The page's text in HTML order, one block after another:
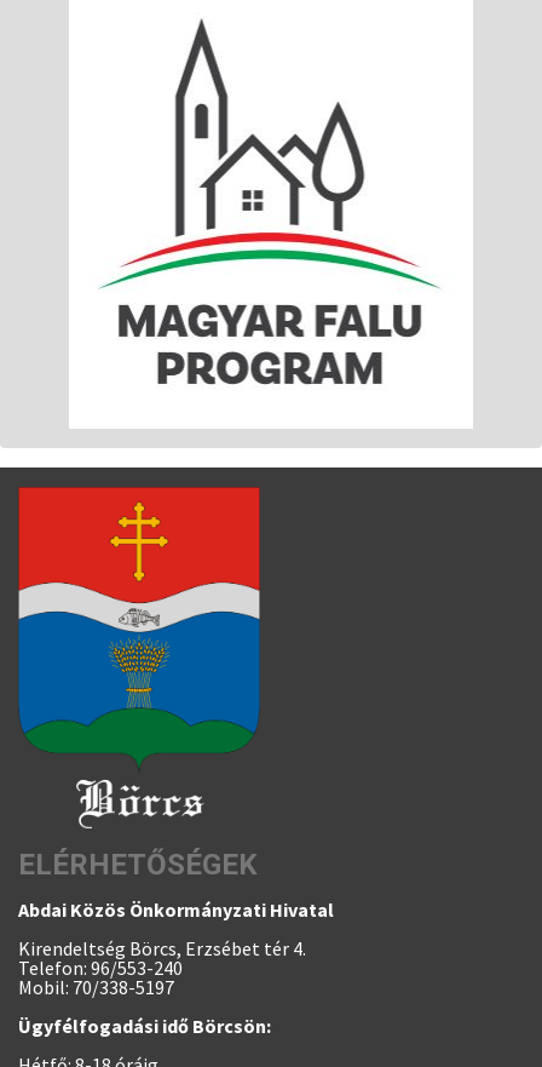
ELÉRHETŐSÉGEK
Abdai Közös Önkormányzati Hivatal
Kirendeltség Börcs, Erzsébet tér 4.
Telefon: 96/553-240
Mobil: 70/338-5197
Ügyfélfogadási idő Börcsön: